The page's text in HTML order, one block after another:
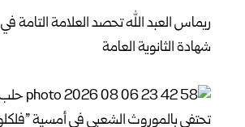
ريماس العبد الله تحصد العلامة التامة في
شهادة الثانوية العامة